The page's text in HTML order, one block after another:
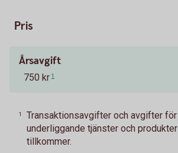
Pris
Årsavgift
750 kr 1
1
Transaktionsavgifter och avgifter för
underliggande tjänster och produkter
tillkommer.